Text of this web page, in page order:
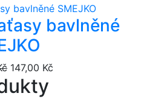
bavlněné
147,00 Kč